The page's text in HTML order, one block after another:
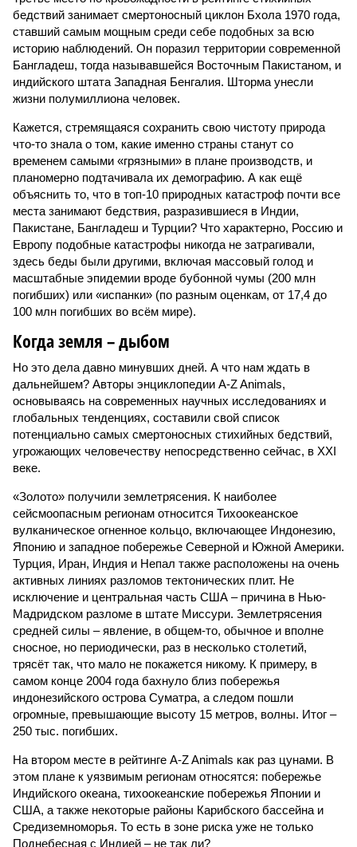
бедствий занимает смертоносный циклон Бхола 1970 года,
ставший самым мощным среди себе подобных за всю
историю наблюдений. Он поразил территории современной
Бангладеш, тогда называвшейся Восточным Пакистаном, и
индийского штата Западная Бенгалия. Шторма унесли
жизни полумиллиона человек.
Кажется, стремящаяся сохранить свою чистоту природа
что-то знала о том, какие именно страны станут со
временем самыми «грязными» в плане производств, и
планомерно подтачивала их демографию. А как ещё
объяснить то, что в топ-10 природных катастроф почти все
места занимают бедствия, разразившиеся в Индии,
Пакистане, Бангладеш и Турции? Что характерно, Россию и
Европу подобные катастрофы никогда не затрагивали,
здесь беды были другими, включая массовый голод и
масштабные эпидемии вроде бубонной чумы (200 млн
погибших) или «испанки» (по разным оценкам, от 17,4 до
100 млн погибших во всём мире).
Когда земля – дыбом
Но это дела давно минувших дней. А что нам ждать в
дальнейшем? Авторы энциклопедии A-Z Animals,
основываясь на современных научных исследованиях и
глобальных тенденциях, составили свой список
потенциально самых смертоносных стихийных бедствий,
угрожающих человечеству непосредственно сейчас, в XXI
веке.
«Золото» получили землетрясения. К наиболее
сейсмоопасным регионам относится Тихоокеанское
вулканическое огненное кольцо, включающее Индонезию,
Японию и западное побережье Северной и Южной Америки.
Турция, Иран, Индия и Непал также расположены на очень
активных линиях разломов тектонических плит. Не
исключение и центральная часть США – причина в Нью-
Мадридском разломе в штате Миссури. Землетрясения
средней силы – явление, в общем-то, обычное и вполне
сносное, но периодически, раз в несколько столетий,
трясёт так, что мало не покажется никому. К примеру, в
самом конце 2004 года бахнуло близ побережья
индонезийского острова Суматра, а следом пошли
огромные, превышающие высоту 15 метров, волны. Итог –
250 тыс. погибших.
На втором месте в рейтинге A-Z Animals как раз цунами. В
этом плане к уязвимым регионам относятся: побережье
Индийского океана, тихо­океанские побережья Японии и
США, а также некоторые районы Карибского бассейна и
Средиземноморья. То есть в зоне риска уже не только
Поднебесная с Индией – не так ли?